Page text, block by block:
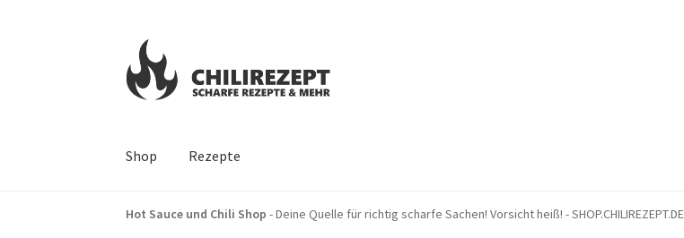
Zur
Navigation
springen
Zum
Inhalt
springen
Shop Rezepte
StartImpressum Kasse Mein Konto Suchergebnisse Warenkorb
Hot Sauce und Chili Shop - Deine Quelle für richtig scharfe Sachen! Vorsicht heiß! - SHOP.CHILIREZEPT.DE